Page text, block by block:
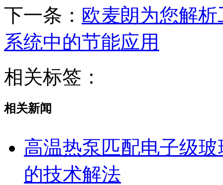
下一条： 欧麦朗为您解
系统中的节能应用
相关标签：
相关新闻
高温热泵匹配电子级
的技术解法